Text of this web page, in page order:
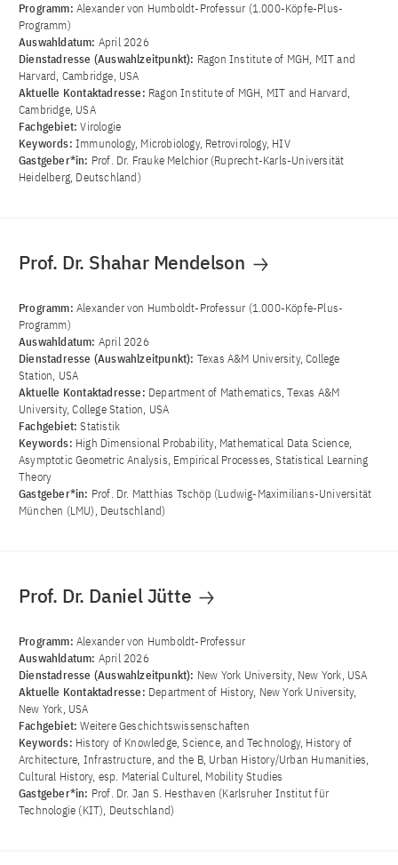
Programm: Alexander von Humboldt-Professur (1.000-Köpfe-Plus-
Programm)
Auswahldatum: April 2026
Dienstadresse (Auswahlzeitpunkt): Ragon Institute of MGH, MIT and
Harvard, Cambridge, USA
Aktuelle Kontaktadresse: Ragon Institute of MGH, MIT and Harvard,
Cambridge, USA
Fachgebiet:Virologie
Keywords: Immunology, Microbiology, Retrovirology, HIV
Gastgeber*in: Prof. Dr. Frauke Melchior (Ruprecht-Karls-Universität
Heidelberg, Deutschland)
Prof. Dr. Shahar Mendelson
Programm: Alexander von Humboldt-Professur (1.000-Köpfe-Plus-
Programm)
Auswahldatum: April 2026
Dienstadresse (Auswahlzeitpunkt): Texas A&M University, College
Station, USA
Aktuelle Kontaktadresse: Department of Mathematics, Texas A&M
University, College Station, USA
Fachgebiet:Statistik
Keywords: High Dimensional Probability, Mathematical Data Science,
Asymptotic Geometric Analysis, Empirical Processes, Statistical Learning
Theory
Gastgeber*in: Prof. Dr. Matthias Tschöp (Ludwig-Maximilians-Universität
München (LMU), Deutschland)
Prof. Dr. Daniel Jütte
Programm: Alexander von Humboldt-Professur
Auswahldatum: April 2026
Dienstadresse (Auswahlzeitpunkt): New York University, New York, USA
Aktuelle Kontaktadresse: Department of History, New York University,
New York, USA
Fachgebiet:Weitere Geschichtswissenschaften
Keywords: History of Knowledge, Science, and Technology, History of
Architecture, Infrastructure, and the B, Urban History/Urban Humanities,
Cultural History, esp. Material Culturel, Mobility Studies
Gastgeber*in: Prof. Dr. Jan S. Hesthaven (Karlsruher Institut für
Technologie (KIT), Deutschland)